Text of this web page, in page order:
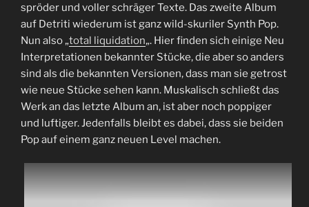
spröder und voller schräger Texte. Das zweite Album
auf Detriti wiederum ist ganz wild-skuriler Synth Pop.
Nun also „total liquidation„. Hier finden sich einige Neu
Interpretationen bekannter Stücke, die aber so anders
sind als die bekannten Versionen, dass man sie getrost
wie neue Stücke sehen kann. Muskalisch schließt das
Werk an das letzte Album an, ist aber noch poppiger
und luftiger. Jedenfalls bleibt es dabei, dass sie beiden
Pop auf einem ganz neuen Level machen.